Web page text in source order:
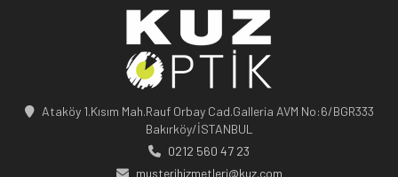
Ataköy 1.Kısım Mah.Rauf Orbay Cad.Galleria AVM No:6/BGR333
Bakırköy/İSTANBUL
0212 560 47 23
musterihizmetleri@kuz.com